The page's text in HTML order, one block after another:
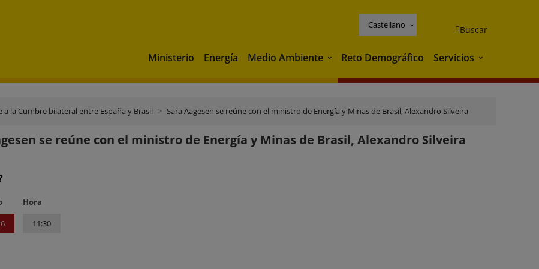
Castellano Buscar
Ministerio Energía Medio Ambiente Medio Ambiente
Reto Demográfico Servicios Servicios
a la Cumbre bilateral entre España y Brasil Sara Aagesen se reúne con el ministro de Energía y Minas de Brasil, Alexandro Silveira
se reúne con el ministro de Energía y Minas de Brasil, Alexandro Silveira
Hora
11:30